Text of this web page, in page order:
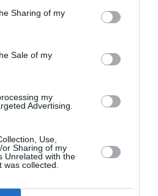
Sharing of my
Sale of my
my
Advertising.
Use,
Sharing of my
Unrelated with the
collected.
ce point.
RÉPONDRE
28 avril 2019 - 22 h 47
min
bien raison d ajouter à la fin !!:
!!!!
RÉPONDRE